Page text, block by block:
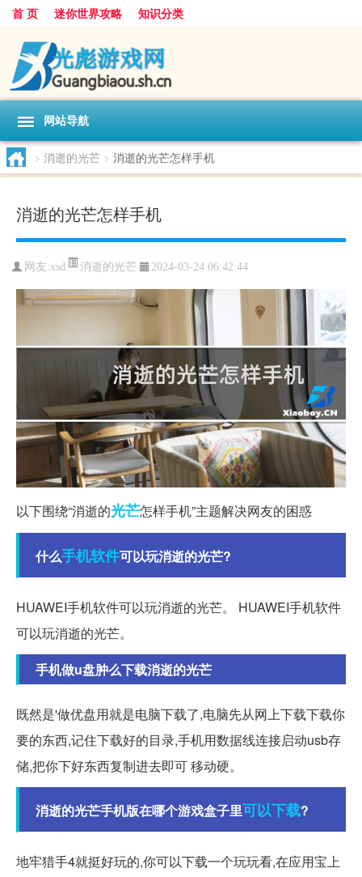
首 页 迷你世界攻略 知识分类
网站导航
> 消逝的光芒 > 消逝的光芒怎样手机
消逝的光芒怎样手机
网友:xsd 消逝的光芒 2024-03-24 06:42:44
以下围绕“消逝的光芒怎样手机”主题解决网友的困惑
什么手机软件可以玩消逝的光芒?
HUAWEI手机软件可以玩消逝的光芒。 HUAWEI手机软件
可以玩消逝的光芒。
手机做u盘肿么下载消逝的光芒
既然是'做优盘用就是电脑下载了,电脑先从网上下载下载你
要的东西,记住下载好的目录,手机用数据线连接启动usb存
储,把你下好东西复制进去即可 移动硬。
消逝的光芒手机版在哪个游戏盒子里可以下载?
地牢猎手4就挺好玩的,你可以下载一个玩玩看,在应用宝上